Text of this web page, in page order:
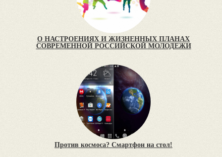
О НАСТРОЕНИЯХ И ЖИЗНЕННЫХ ПЛАНАХ
СОВРЕМЕННОЙ РОССИЙСКОЙ МОЛОДЕЖИ
Против космоса? Смартфон на стол!